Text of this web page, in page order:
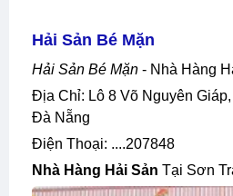
Hải Sản Bé Mặn
Hải Sản Bé Mặn - Nhà Hàng
Địa Chỉ: Lô 8 Võ Nguyên Giáp, Mân Thái, Sơn Trà,
Đà Nẵng
Điện Thoại: ....207848
Nhà Hàng Hải Sản Tại Sơn